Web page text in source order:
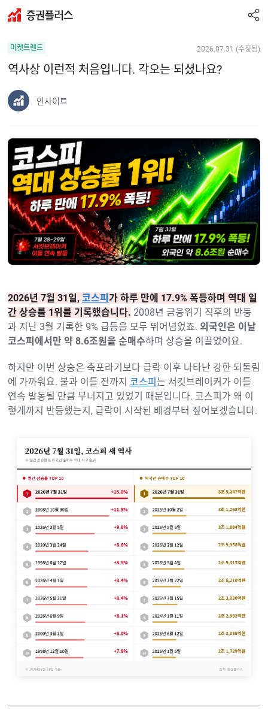
증
플
러
공
하
기
마켓트렌드 2026.07.31 (수정됨)
역사상 이런적 처음입니다. 각오는 되셨나요?
인사이트
2026년 7월 31일, 코스피 가 하루 만에 17.9% 폭등하며 역대 일
간 상승률 1위를 기록했습니다. 2008년 금융위기 직후의 반등
과 지난 3월 기록한 9% 급등을 모두 뛰어넘었죠. 외국인은 이날
코스피에서만 약 8.6조원을 순매수하며 상승을 이끌었어요.
하지만 이번 상승은 축포라기보다 급락 이후 나타난 강한 되돌림
에 가까워요. 불과 이틀 전까지 코스피 는 서킷브레이커가 이틀
연속 발동될 만큼 무너지고 있었기 때문입니다. 코스피가 왜 이
렇게까지 반등했는지, 급락이 시작된 배경부터 짚어보겠습니다.